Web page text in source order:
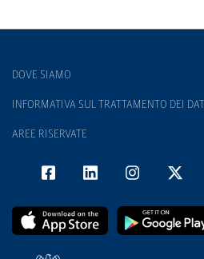
DOVE SIAMO
INFORMATIVA SUL TRATTAMENTO DEI DATI
AREE RISERVATE